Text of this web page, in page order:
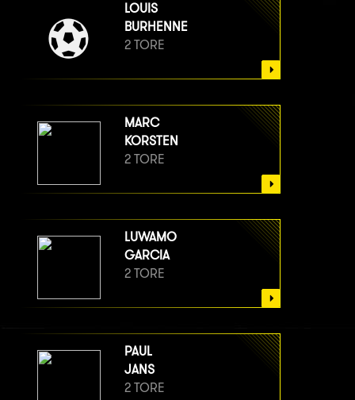
LOUIS
BURHENNE
2 TORE
MARC
KORSTEN
2 TORE
LUWAMO
GARCIA
2 TORE
PAUL
JANS
2 TORE